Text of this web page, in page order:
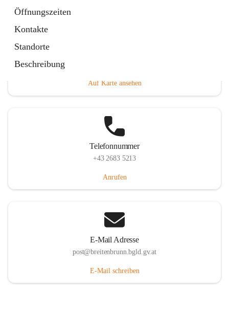
Öffnungszeiten
Kontakte
Standorte
Beschreibung
Auf Karte ansehen
Telefonnummer
+43 2683 5213
Anrufen
E-Mail Adresse
post@breitenbrunn.bgld.gv.at
E-Mail schreiben